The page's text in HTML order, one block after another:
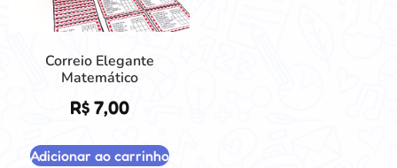
Correio Elegante
Matemático
R$7,00
Adicionar ao carrinho